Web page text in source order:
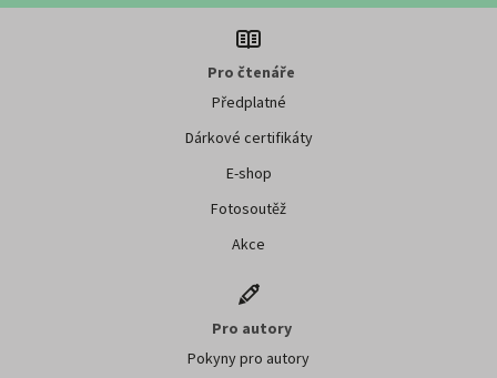
Pro čtenáře
Předplatné
Dárkové certifikáty
E-shop
Fotosoutěž
Akce
Pro autory
Pokyny pro autory